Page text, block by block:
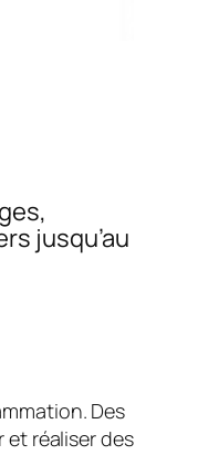
jusqu’au
Des
réaliser des